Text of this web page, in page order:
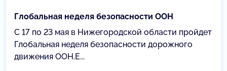
Глобальная неделя безопасности ООН
С 17 по 23 мая в Нижегородской области пройдет
Глобальная неделя безопасности дорожного
движения ООН.Е...